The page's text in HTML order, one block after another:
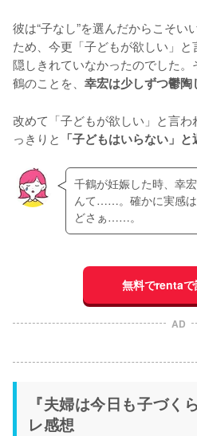
彼は“子なし”を選んだからこそい
ため、今更「子どもが欲しい」
隠しきれていなかったのでした
鶴のことを、 幸宏は少しずつ鬱陶
改めて「子どもが欲しい」と言
っきりと 「子どもはいらない」
千鶴が妊娠した時、幸
んて……。確かに実感は
どさぁ……。
無料でrentaで
AD
『夫婦は今日も子づく
レ感想